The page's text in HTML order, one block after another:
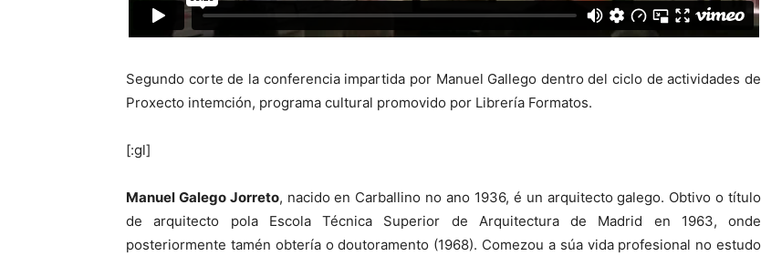
Segundo corte de la conferencia impartida por Manuel Gallego dentro del ciclo de actividades de
Proxecto intemción, programa cultural promovido por Librería Formatos.
[:gl]
Manuel Galego Jorreto, nacido en Carballino no ano 1936, é un arquitecto galego. Obtivo o título
de arquitecto pola Escola Técnica Superior de Arquitectura de Madrid en 1963, onde
posteriormente tamén obtería o doutoramento (1968). Comezou a súa vida profesional no estudo